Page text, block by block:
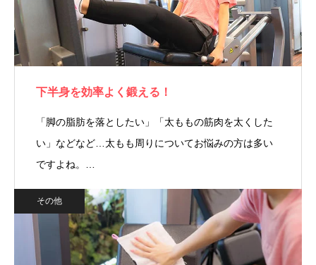
下半身を効率よく鍛える！
「脚の脂肪を落としたい」「太ももの筋肉を太くした
い」などなど…太もも周りについてお悩みの方は多い
ですよね。…
その他